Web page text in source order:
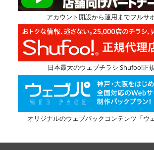
アカウント開設から運用までフルサ
日本最大のウェブチラシ Shufoo!正
オリジナルのウェブパックコンテンツ「ウ